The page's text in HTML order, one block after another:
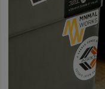
news AS2OV Wfeld
UNBYで今年の春